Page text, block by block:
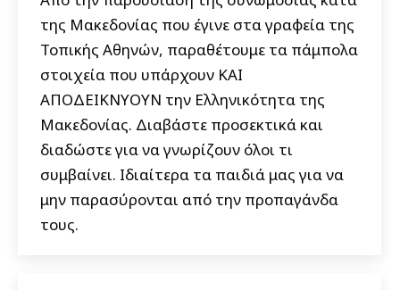
της Μακεδονίας που έγινε στα γραφεία της
Τοπικής Αθηνών, παραθέτουμε τα πάμπολα
στοιχεία που υπάρχουν ΚΑΙ
ΑΠΟΔΕΙΚΝΥΟΥΝ την Ελληνικότητα της
Μακεδονίας. Διαβάστε προσεκτικά και
διαδώστε για να γνωρίζουν όλοι τι
συμβαίνει. Ιδιαίτερα τα παιδιά μας για να
μην παρασύρονται από την προπαγάνδα
τους.